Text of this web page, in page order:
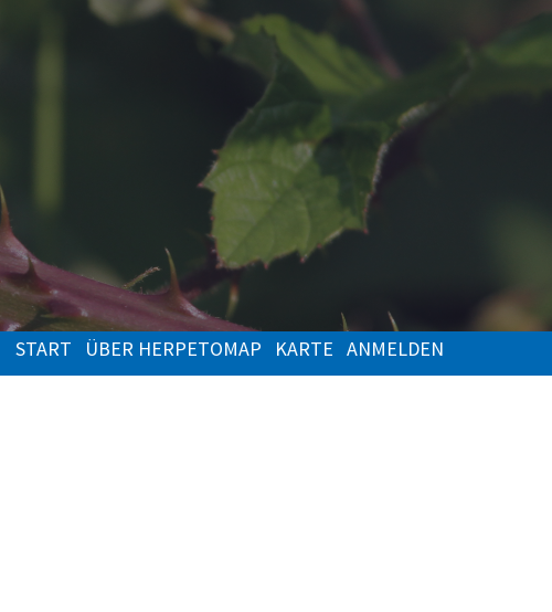
START ÜBER HERPETOMAP KARTE ANMELDEN